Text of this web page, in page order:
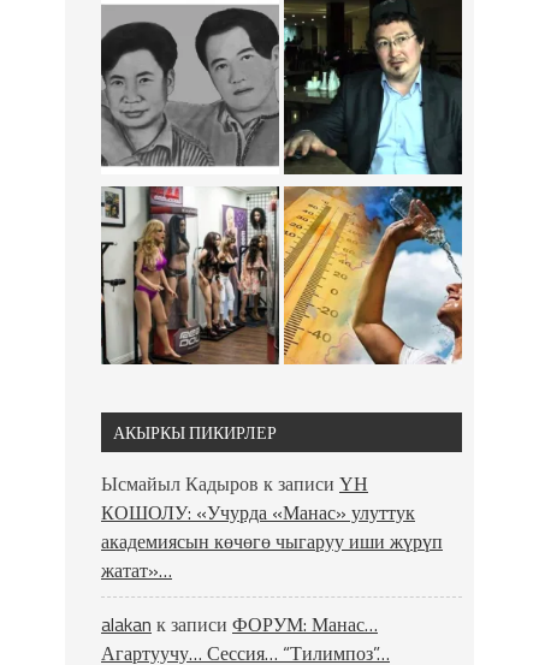
АКЫРКЫ ПИКИРЛЕР
Ысмайыл Кадыров к записи ҮН
КОШОЛУ: «Учурда «Манас» улуттук
академиясын көчөгө чыгаруу иши жүрүп
жатат»…
alakan к записи ФОРУМ: Манас…
Агартуучу… Сессия… “Тилимпоз”…